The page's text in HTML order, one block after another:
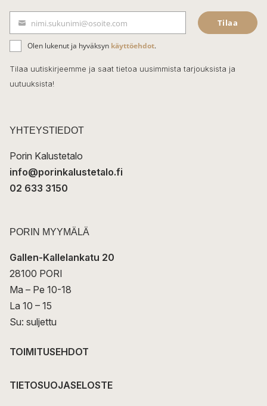
e
b
o
o
k
ä
h
k
t
nimi.sukunimi@osoite.com Tilaa
Olen lukenut ja hyväksyn käyttöehdot.
Tilaa uutiskirjeemme ja saat tietoa uusimmista tarjouksista ja
uutuuksista!
YHTEYSTIEDOT
Porin Kalustetalo
info@porinkalustetalo.fi
02 633 3150
PORIN MYYMÄLÄ
Gallen-Kallelankatu 20
28100 PORI
Ma – Pe 10-18
La 10 – 15
Su: suljettu
TOIMITUSEHDOT
TIETOSUOJASELOSTE